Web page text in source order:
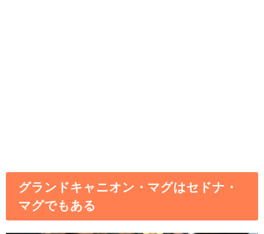
グランドキャニオン・マグはセドナ・
マグでもある